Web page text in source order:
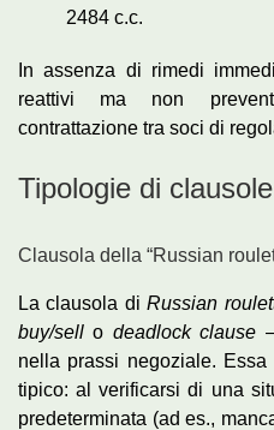
2484 c.c.
In assenza di rimedi
reattivi ma non
contrattazione tra soci di
Tipologie di
Clausola della “Russian
La clausola diRussian
buy/sell o deadlock clause
nella prassi negoziale.
tipico: al verificarsi di una
predeterminata (ad es.,